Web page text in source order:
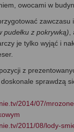
owocami w
zawczasu
pudełku z pokrywką)
je tylko wyjąć i
z
sprawdzą
2014/07/
2011/08/lody-